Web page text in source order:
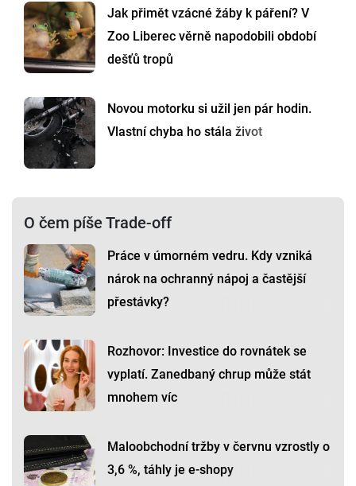
Jak přimět vzácné žáby k páření? V
Zoo Liberec věrně napodobili období
dešťů tropů
Novou motorku si užil jen pár hodin.
Vlastní chyba ho stála život
O čem píše Trade-off
Práce v úmorném vedru. Kdy vzniká
nárok na ochranný nápoj a častější
přestávky?
Rozhovor: Investice do rovnátek se
vyplatí. Zanedbaný chrup může stát
mnohem víc
Maloobchodní tržby v červnu vzrostly o
3,6 %, táhly je e-shopy